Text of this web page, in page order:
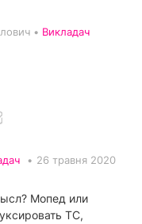
• Викладач
• 26 травня 2020
Мопед или
ТС,